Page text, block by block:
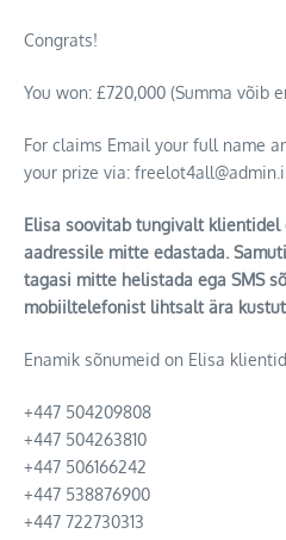
Congrats!
You won: £720,000 (Summa võib
For claims Email your full name
your prize via:
Elisa soovitab tungivalt
aadressile mitte edastada.
tagasi mitte helistada ega SMS
mobiiltelefonist lihtsalt ära
Enamik sõnumeid on Elisa
+447 504209808
+447 504263810
+447 506166242
+447 538876900
+447 722730313